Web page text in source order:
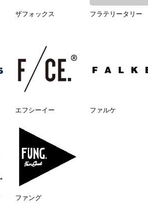
ザフォックス フラテリータリー
エフシーイー ファルケ
ファング